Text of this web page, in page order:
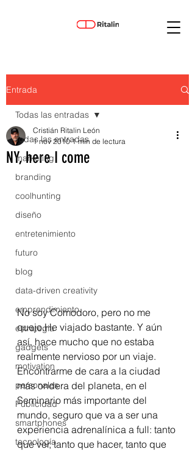
Entrada
Todas las entradas
marketing
branding
coolhunting
diseño
entretenimiento
futuro
blog
data-driven creativity
emprendimiento
estrategia
gadgets
motivation
personales
Publicidad
smartphones
tecnología
Todas las entradas
NY, here I come
Cristián Ritalin León
1 nov 2010 1 min de lectura
No soy Comodoro, pero no me
quejo.He viajado bastante. Y aún
así, hace mucho que no estaba
realmente nervioso por un viaje.
Encontrarme de cara a la ciudad
más ondera del planeta, en el
Seminario más importante del
mundo, seguro que va a ser una
experiencia adrenalínica a full: tanto
que ver, tanto que hacer, tanto que